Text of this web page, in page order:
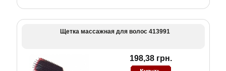
Щетка массажная для волос 413991
198,38 грн.